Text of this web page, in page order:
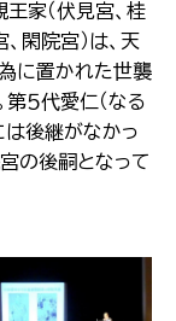
王家（伏見宮、桂
閑院宮）は、天
に置かれた世襲
第５代愛仁（なる
は後継がなかっ
の後嗣となって